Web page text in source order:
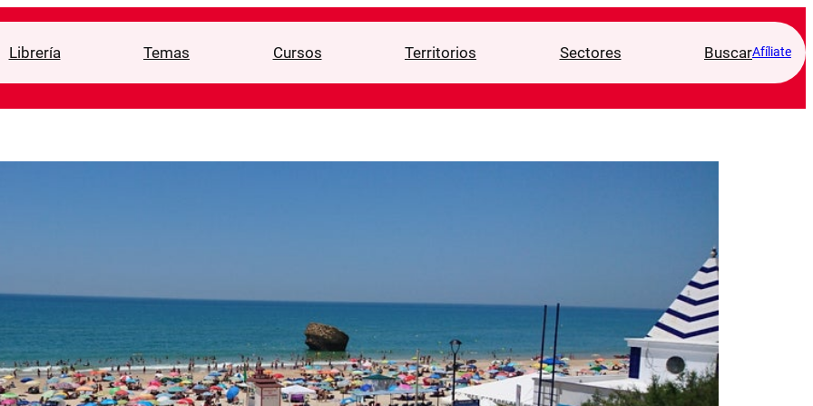
Librería Temas Cursos Territorios Sectores BuscarAfíliate